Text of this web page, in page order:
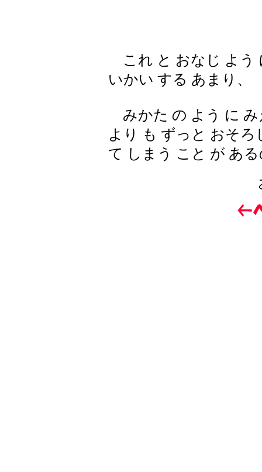
これ と おなじ よう
いかい する あまり、
みかた の よう に み
より も ずっと おそ
て しまう こと が あ